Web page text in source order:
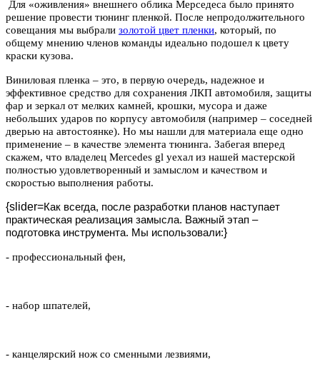
Для «оживления» внешнего облика Мерседеса было принято
решение провести тюнинг пленкой. После непродолжительного
совещания мы выбрали золотой цвет пленки, который, по
общему мнению членов команды идеально подошел к цвету
краски кузова.
Виниловая пленка – это, в первую очередь, надежное и
эффективное средство для сохранения ЛКП автомобиля, защиты
фар и зеркал от мелких камней, крошки, мусора и даже
небольших ударов по корпусу автомобиля (например – соседней
дверью на автостоянке). Но мы нашли для материала еще одно
применение – в качестве элемента тюнинга. Забегая вперед
скажем, что владелец Mercedes gl уехал из нашей мастерской
полностью удовлетворенный и замыслом и качеством и
скоростью выполнения работы.
{slider=Как всегда, после разработки планов наступает
практическая реализация замысла. Важный этап –
подготовка инструмента. Мы использовали:}
- профессиональный фен,
- набор шпателей,
- канцелярский нож со сменными лезвиями,